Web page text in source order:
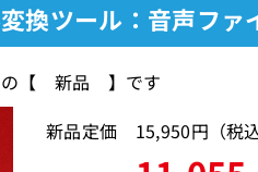
換ツール：音声ファ
の【 新品 】です
新品定価 15,950円（税